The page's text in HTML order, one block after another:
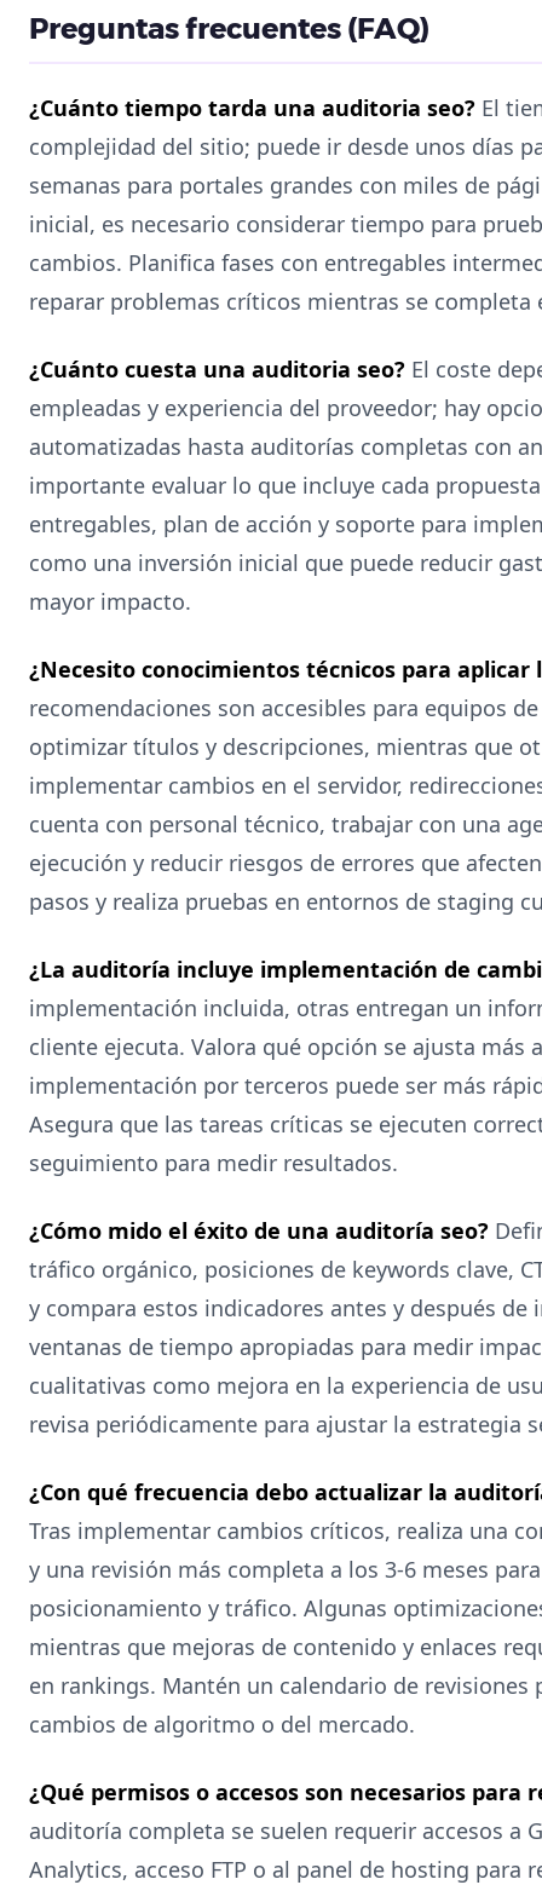
Preguntas frecuentes (FAQ)
¿Cuánto tiempo tarda una auditoria seo? El
complejidad del sitio; puede ir desde unos días
semanas para portales grandes con miles de
inicial, es necesario considerar tiempo para
cambios. Planifica fases con entregables
reparar problemas críticos mientras se
¿Cuánto cuesta una auditoria seo? El coste
empleadas y experiencia del proveedor; hay
automatizadas hasta auditorías completas con
importante evaluar lo que incluye cada
entregables, plan de acción y soporte para
como una inversión inicial que puede reducir
mayor impacto.
¿Necesito conocimientos técnicos para aplicar
recomendaciones son accesibles para equipos
optimizar títulos y descripciones, mientras que
implementar cambios en el servidor,
cuenta con personal técnico, trabajar con una
ejecución y reducir riesgos de errores que
pasos y realiza pruebas en entornos de staging
¿La auditoría incluye implementación de
implementación incluida, otras entregan un
cliente ejecuta. Valora qué opción se ajusta más
implementación por terceros puede ser más
Asegura que las tareas críticas se ejecuten
seguimiento para medir resultados.
¿Cómo mido el éxito de una auditoría seo?
tráfico orgánico, posiciones de keywords clave,
y compara estos indicadores antes y después
ventanas de tiempo apropiadas para medir
cualitativas como mejora en la experiencia de
revisa periódicamente para ajustar la estrategia
¿Con qué frecuencia debo actualizar la
Tras implementar cambios críticos, realiza una
y una revisión más completa a los 3-6 meses
posicionamiento y tráfico. Algunas
mientras que mejoras de contenido y enlaces
en rankings. Mantén un calendario de revisiones
cambios de algoritmo o del mercado.
¿Qué permisos o accesos son necesarios para
auditoría completa se suelen requerir accesos a
Analytics, acceso FTP o al panel de hosting para